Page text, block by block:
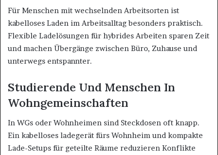
Für Menschen mit wechselnden Arbeitsorten ist
kabelloses Laden im Arbeitsalltag besonders praktisch.
Flexible Ladelösungen für hybrides Arbeiten sparen Zeit
und machen Übergänge zwischen Büro, Zuhause und
unterwegs entspannter.
Studierende Und Menschen In
Wohngemeinschaften
In WGs oder Wohnheimen sind Steckdosen oft knapp.
Ein kabelloses ladegerät fürs Wohnheim und kompakte
Lade-Setups für geteilte Räume reduzieren Konflikte